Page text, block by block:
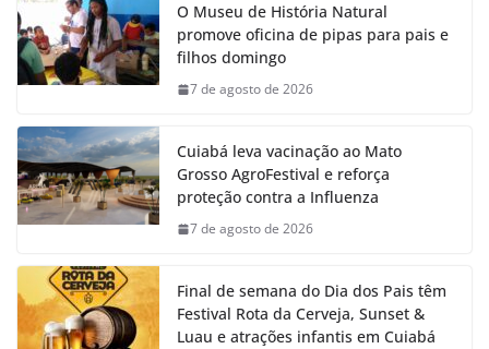
O Museu de História Natural
promove oficina de pipas para pais e
filhos domingo
7 de agosto de 2026
Cuiabá leva vacinação ao Mato
Grosso AgroFestival e reforça
proteção contra a Influenza
7 de agosto de 2026
Final de semana do Dia dos Pais têm
Festival Rota da Cerveja, Sunset &
Luau e atrações infantis em Cuiabá